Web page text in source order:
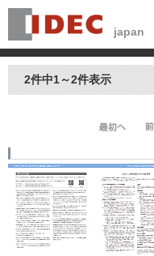
2件中1～2件表示